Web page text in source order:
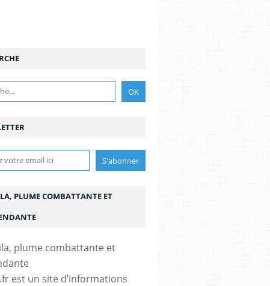
PLUME COMBATTANTE ET
est un site d’informations